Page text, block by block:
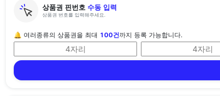
상품권 핀번호 수동 입력
상품권 번호를 입력해주세요.
🔔 여러종류의 상품권을 최대 100건까지 등록 가능합니다.